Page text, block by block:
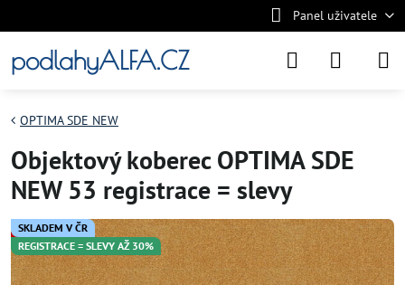
Panel uživatele
podlahyALFA.CZ
SKLADEM V ČR
REGISTRACE = SLEVY AŽ 30%
OPTIMA SDE NEW
Objektový koberec OPTIMA SDE
NEW 53 registrace = slevy